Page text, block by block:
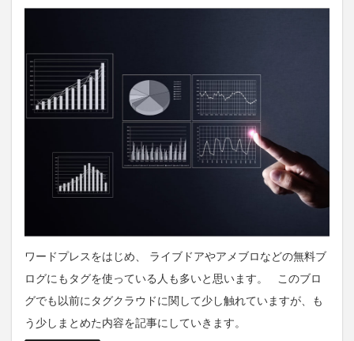
ワードプレスをはじめ、 ライブドアやアメブロなどの無料ブ
ログにもタグを使っている人も多いと思います。 このブロ
グでも以前にタグクラウドに関して少し触れていますが、も
う少しまとめた内容を記事にしていきます。